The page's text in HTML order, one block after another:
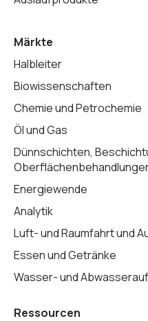
Märkte
Halbleiter
Biowissenschaften
Chemie und Petrochemie
Öl und Gas
Dünnschichten,
Energiewende
Analytik
Luft- und Raumfahrt und
Essen und Getränke
Wasser- und
Ressourcen